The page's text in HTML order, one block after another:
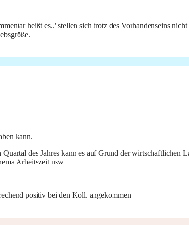
heißt es.."stellen sich trotz des Vorhandenseins
kann.
des Jahres kann es auf Grund der wirtschaftlichen
Arbeitszeit usw.
positiv bei den Koll. angekommen.